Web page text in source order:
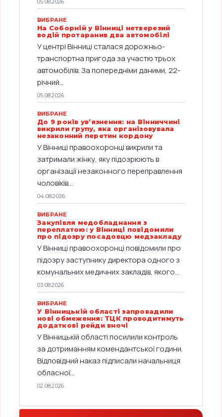
ВИБРАНЕ
На Соборній у Вінниці нетверезий
водій протаранив два автомобілі
У центрі Вінниці сталася дорожньо-
транспортна пригода за участю трьох
автомобілів. За попередніми даними, 22-
річний...
05.08.2026
ВИБРАНЕ
До 9 років ув’язнення: на Вінниччині
викрили групу, яка організовувала
незаконний перетин кордону
У Вінниці правоохоронці викрили та
затримали жінку, яку підозрюють в
організації незаконного переправлення
чоловіків...
04.08.2026
ВИБРАНЕ
Закупівля медобладнання з
переплатою: у Вінниці повідомили
про підозру посадовцю медзакладу
У Вінниці правоохоронці повідомили про
підозру заступнику директора одного з
комунальних медичних закладів, якого...
03.08.2026
ВИБРАНЕ
У Вінницькій області запровадили
нові обмеження: ТЦК проводитимуть
додаткові рейди вночі
У Вінницькій області посилили контроль
за дотриманням комендантської години.
Відповідний наказ підписали начальниця
обласної...
02.08.2026